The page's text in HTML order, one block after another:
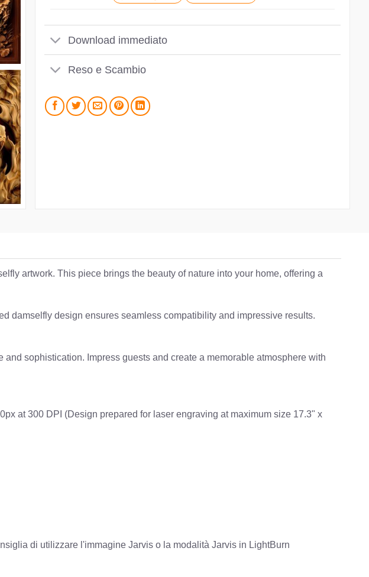
Download immediato
Reso e Scambio
artwork. This piece brings the beauty of nature into your home, offering a
damselfly design ensures seamless compatibility and impressive results.
sophistication. Impress guests and create a memorable atmosphere with
at 300 DPI (Design prepared for laser engraving at maximum size 17.3" x
di utilizzare l'immagine Jarvis o la modalità Jarvis in LightBurn